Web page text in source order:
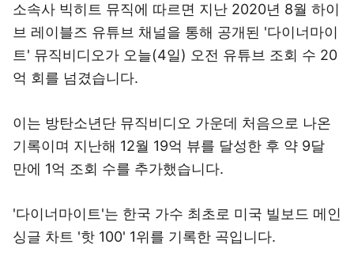
소속사 빅히트 뮤직에 따르면 지난 2020년 8월 하이
브 레이블즈 유튜브 채널을 통해 공개된 '다이너마이
트' 뮤직비디오가 오늘(4일) 오전 유튜브 조회 수 20
억 회를 넘겼습니다.
이는 방탄소년단 뮤직비디오 가운데 처음으로 나온
기록이며 지난해 12월 19억 뷰를 달성한 후 약 9달
만에 1억 조회 수를 추가했습니다.
'다이너마이트'는 한국 가수 최초로 미국 빌보드 메인
싱글 차트 '핫 100' 1위를 기록한 곡입니다.